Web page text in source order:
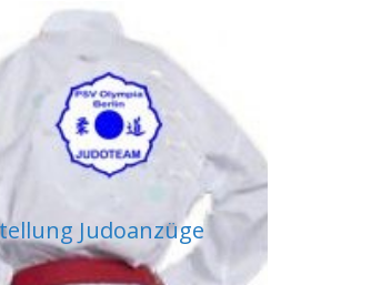
Judoanzüge